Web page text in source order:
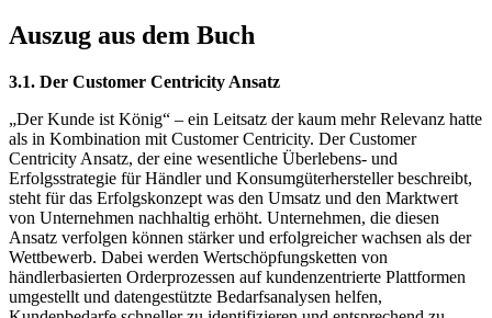
Auszug aus dem Buch
3.1. Der Customer Centricity Ansatz
„Der Kunde ist König“ – ein Leitsatz der kaum mehr Relevanz hatte
als in Kombination mit Customer Centricity. Der Customer
Centricity Ansatz, der eine wesentliche Überlebens- und
Erfolgsstrategie für Händler und Konsumgüterhersteller beschreibt,
steht für das Erfolgskonzept was den Umsatz und den Marktwert
von Unternehmen nachhaltig erhöht. Unternehmen, die diesen
Ansatz verfolgen können stärker und erfolgreicher wachsen als der
Wettbewerb. Dabei werden Wertschöpfungsketten von
händlerbasierten Orderprozessen auf kundenzentrierte Plattformen
umgestellt und datengestützte Bedarfsanalysen helfen,